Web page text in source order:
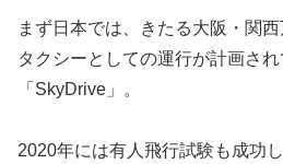
まず日本では、きたる大阪・関
タクシーとしての運行が計画され
「SkyDrive」。
2020年には有人飛行試験も成功